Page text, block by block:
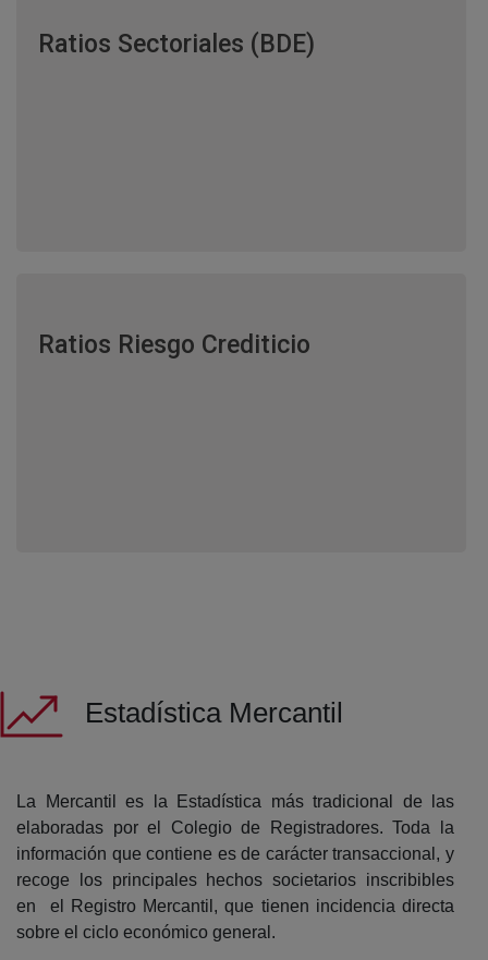
Ratios Sectoriales (BDE)
Ratios Riesgo Crediticio
Estadística Mercantil
La Mercantil es la Estadística más tradicional de las
elaboradas por el Colegio de Registradores. Toda la
información que contiene es de carácter transaccional, y
recoge los principales hechos societarios inscribibles
en el Registro Mercantil, que tienen incidencia directa
sobre el ciclo económico general.